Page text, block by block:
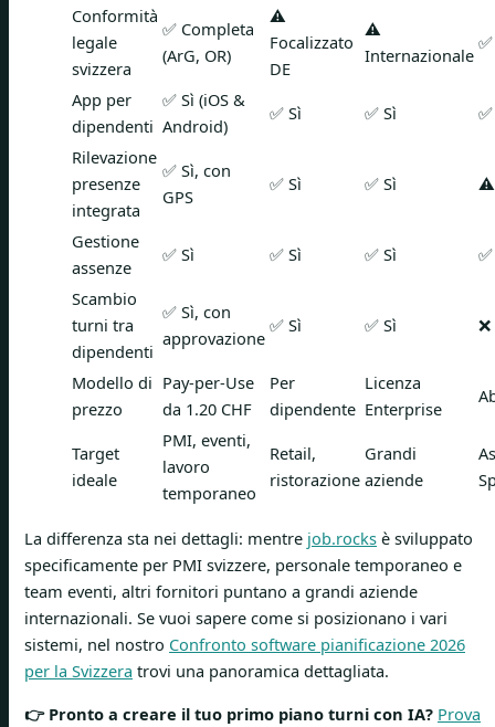
Conformità
legale
svizzera
✅ Completa
(ArG, OR)
⚠️
Focalizzato
DE
⚠️
Internazionale
App per
dipendenti
✅ Sì (iOS &
Android)
✅ Sì ✅ Sì
Rilevazione
presenze
integrata
✅ Sì, con
GPS
✅ Sì ✅ Sì ⚠️
Gestione
assenze
✅ Sì ✅ Sì ✅ Sì
Scambio
turni tra
dipendenti
✅ Sì, con
approvazione
✅ Sì ✅ Sì
Modello di
prezzo
Pay-per-Use
da 1.20 CHF
Per
dipendente
Licenza
Enterprise
Target
ideale
PMI, eventi,
lavoro
temporaneo
Retail,
ristorazione
Grandi
aziende
La differenza sta nei dettagli: mentre job.rocks è sviluppato
specificamente per PMI svizzere, personale temporaneo e
team eventi, altri fornitori puntano a grandi aziende
internazionali. Se vuoi sapere come si posizionano i vari
sistemi, nel nostro Confronto software pianificazione 2026
per la Svizzera trovi una panoramica dettagliata.
👉 Pronto a creare il tuo primo piano turni con IA? Prova